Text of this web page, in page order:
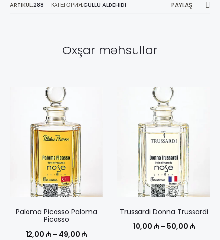
ARTIKUL:288 КАТЕГОРИЯ:GÜLLÜ ALDEHIDI PAYLAŞ
Oxşar məhsullar
Paloma Picasso Paloma
Picasso
12,00 ₼ – 49,00 ₼Диапазон
Trussardi Donna Trussardi
10,00 ₼ – 50,00 ₼